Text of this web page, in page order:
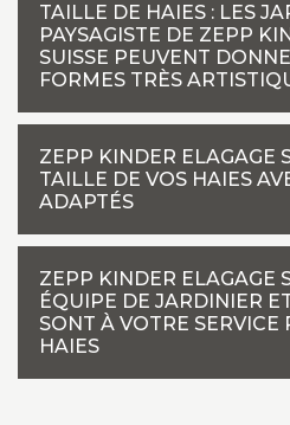
TAILLE DE HAIES : LES
PAYSAGISTE DE ZEPP
SUISSE PEUVENT
FORMES TRÈS
ZEPP KINDER ELAGAGE
TAILLE DE VOS HAIES
ADAPTÉS
ZEPP KINDER ELAGAGE
ÉQUIPE DE JARDINIER
SONT À VOTRE SERVICE
HAIES